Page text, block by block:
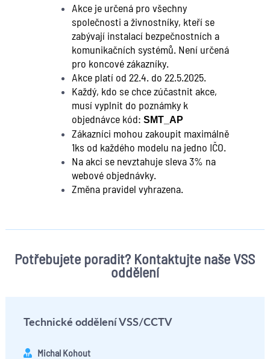
Akce je určená pro všechny
společnosti a živnostníky, kteří se
zabývají instalací bezpečnostních a
komunikačních systémů. Není určená
pro koncové zákazníky.
Akce platí od 22.4. do 22.5.2025.
Každý, kdo se chce zúčastnit akce,
musí vyplnit do poznámky k
objednávce kód: SMT_AP
Zákazníci mohou zakoupit maximálně
1ks od každého modelu na jedno IČO.
Na akci se nevztahuje sleva 3% na
webové objednávky.
Změna pravidel vyhrazena.
Potřebujete poradit? Kontaktujte naše VSS
oddělení
Technické oddělení VSS/CCTV
Michal Kohout